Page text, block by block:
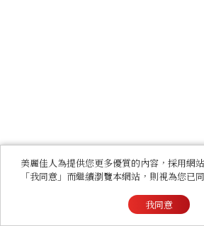
美麗佳人為提供您更多優質的內容，採用網
「我同意」而繼續瀏覽本網站，則視為您已
我同意